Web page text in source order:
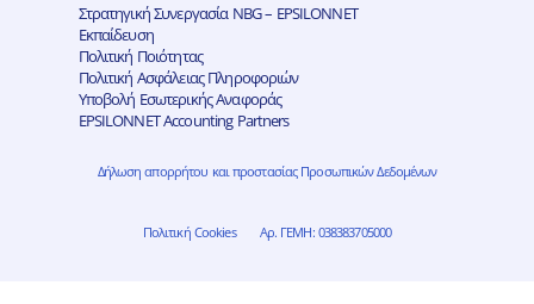
Στρατηγική Συνεργασία NBG – EPSILONNET
Εκπαίδευση
Πολιτική Ποιότητας
Πολιτική Ασφάλειας Πληροφοριών
Υποβολή Εσωτερικής Αναφοράς
EPSILONNET Accounting Partners
Δήλωση απορρήτου και προστασίας Προσωπικών Δεδομένων
Πολιτική Cookies Αρ. ΓΕΜΗ: 038383705000